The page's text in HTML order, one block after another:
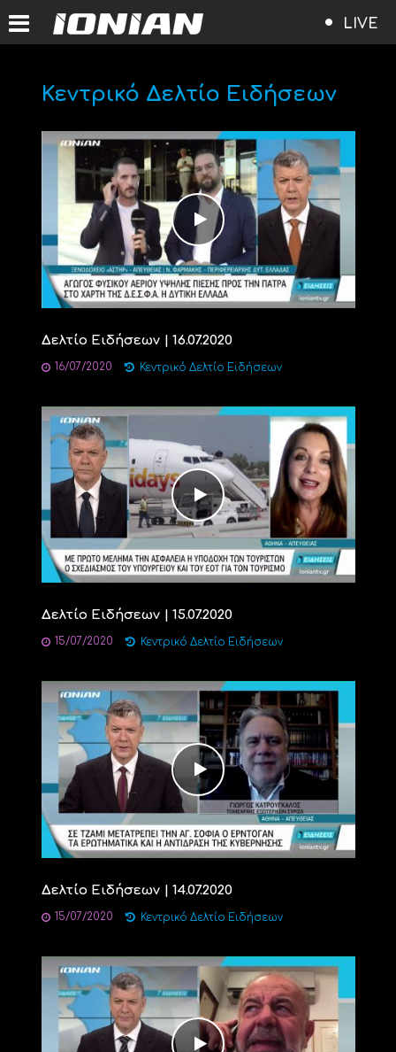
LIVE
Κεντρικό Δελτίο Ειδήσεων
Δελτίο Ειδήσεων | 16.07.2020
16/07/2020 Κεντρικό Δελτίο Ειδήσεων
Δελτίο Ειδήσεων | 15.07.2020
15/07/2020 Κεντρικό Δελτίο Ειδήσεων
Δελτίο Ειδήσεων | 14.07.2020
15/07/2020 Κεντρικό Δελτίο Ειδήσεων